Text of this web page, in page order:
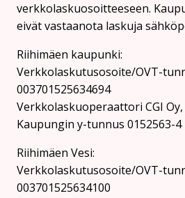
verkkolaskuosoitteeseen.
eivät vastaanota laskuja
Riihimäen kaupunki:
Verkkolaskutusosoite/OVT-
003701525634694
Verkkolaskuoperaattori CGI Oy,
Kaupungin y-tunnus 0152563-4
Rii­hi­mäen Vesi:
Verkkolaskutusosoite/OVT-
003701525634100